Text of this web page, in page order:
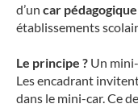
d’un car pédagogique
établissements
Le principe ? Un
Les encadrant invitent
dans le mini-car. Ce